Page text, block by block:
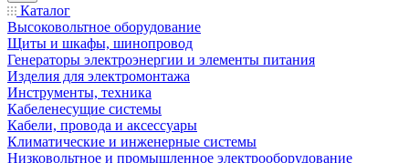
Каталог
Высоковольтное оборудование
Щиты и шкафы, шинопровод
Генераторы электроэнергии и элементы питания
Изделия для электромонтажа
Инструменты, техника
Кабеленесущие системы
Кабели, провода и аксессуары
Климатические и инженерные системы
Низковольтное и промышленное электрооборудование